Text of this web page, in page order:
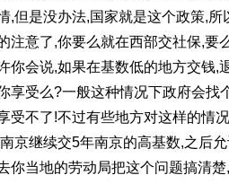
,但是没办法,国家就是这个政策,所
注意了,你要么就在西部交社保,要
你会说,如果在基数低的地方交钱,
享受么?一般这种情况下政府会找
受不了!不过有些地方对这样的情
京继续交5年南京的高基数,之后
你当地的劳动局把这个问题搞清楚,